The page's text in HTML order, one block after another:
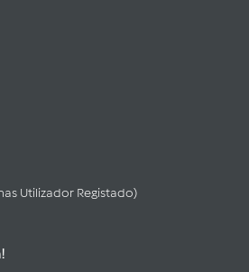
Utilizador Registado)